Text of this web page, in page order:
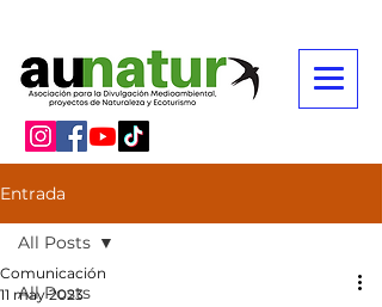
Entrada
All Posts
All Posts
Comunicación
11 may 2023